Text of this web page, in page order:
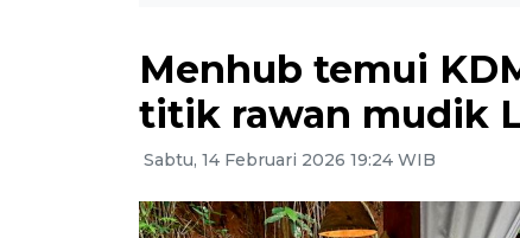
Menhub temui
titik rawan mudik
Sabtu, 14 Februari 2026 19:24 WIB